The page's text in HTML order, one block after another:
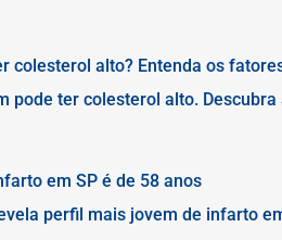
colesterol alto? Entenda os
pode ter colesterol alto.
em SP é de 58 anos
perfil mais jovem de infarto